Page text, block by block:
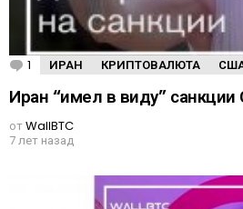
1
м
м
е
н
т
ИРАН КРИПТОВАЛЮТА
Иран “имел в виду”
отWallBTC
7 лет назад